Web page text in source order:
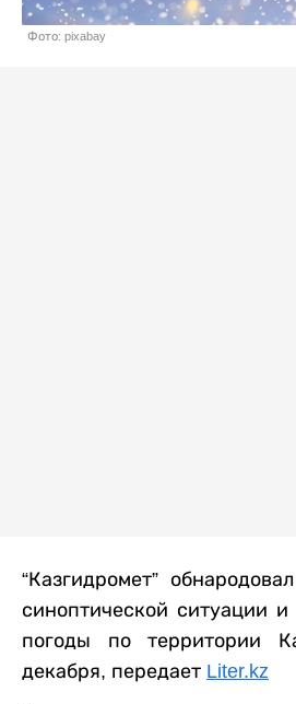
Фото: pixabay
“Казгидромет”
синоптической ситуации
погоды по территории
декабря, передает Liter.kz